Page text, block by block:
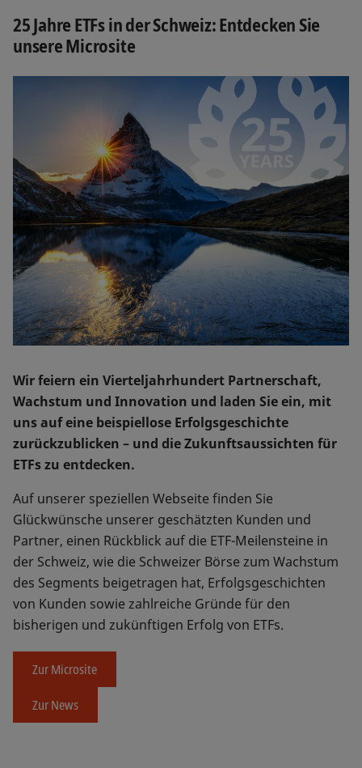
25 Jahre ETFs in der Schweiz: Entdecken Sie
unsere Microsite
Wir feiern ein Vierteljahrhundert Partnerschaft,
Wachstum und Innovation und laden Sie ein, mit
uns auf eine beispiellose Erfolgsgeschichte
zurückzublicken – und die Zukunftsaussichten für
ETFs zu entdecken.
Auf unserer speziellen Webseite finden Sie
Glückwünsche unserer geschätzten Kunden und
Partner, einen Rückblick auf die ETF-Meilensteine in
der Schweiz, wie die Schweizer Börse zum Wachstum
des Segments beigetragen hat, Erfolgsgeschichten
von Kunden sowie zahlreiche Gründe für den
bisherigen und zukünftigen Erfolg von ETFs.
Zur Microsite
Zur News